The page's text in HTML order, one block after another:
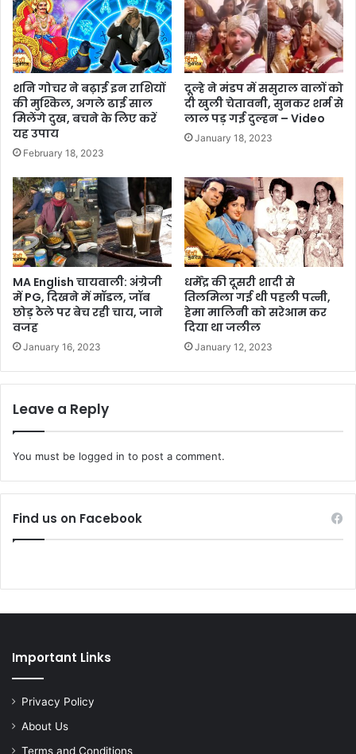
शनि गोचर ने बढ़ाई इन राशियों
की मुश्किल, अगले ढाई साल
मिलेंगे दुख, बचने के लिए करें
यह उपाय
February 18, 2023
दूल्हे ने मंडप में ससुराल वालों को
दी खुली चेतावनी, सुनकर शर्म से
लाल पड़ गई दुल्हन – Video
January 18, 2023
MA English चायवाली: अंग्रेजी
में PG, दिखने में मॉडल, जॉब
छोड़ ठेले पर बेच रही चाय, जाने
वजह
January 16, 2023
धर्मेंद्र की दूसरी शादी से
तिलमिला गई थी पहली पत्नी,
हेमा मालिनी को सरेआम कर
दिया था जलील
January 12, 2023
Leave a Reply
You must be logged in to post a comment.
Find us on Facebook
Important Links
Privacy Policy
About Us
Terms and Conditions